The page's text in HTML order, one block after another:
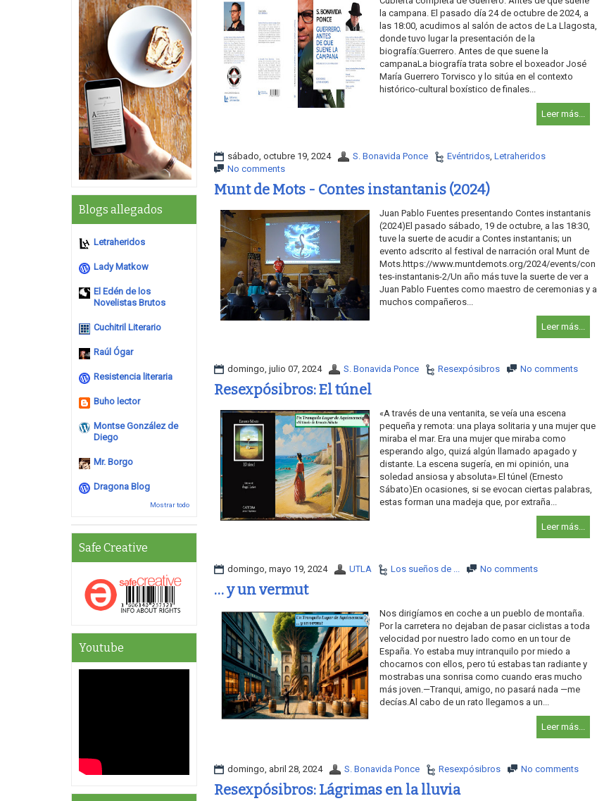
la campana. El pasado día 24 de octubre de 2024, a
las 18:00, acudimos al salón de actos de La Llagosta,
donde tuvo lugar la presentación de la
biografía:Guerrero. Antes de que suene la
campanaLa biografía trata sobre el boxeador José
María Guerrero Torvisco y lo sitúa en el contexto
histórico-cultural boxístico de finales...
Leer más...
sábado, octubre 19, 2024 S. Bonavida Ponce Evéntridos, Letraheridos
No comments
Munt de Mots - Contes instantanis (2024)
Juan Pablo Fuentes presentando Contes instantanis
(2024)El pasado sábado, 19 de octubre, a las 18:30,
tuve la suerte de acudir a Contes instantanis; un
evento adscrito al festival de narración oral Munt de
Mots.https://www.muntdemots.org/2024/events/con
tes-instantanis-2/Un año más tuve la suerte de ver a
Juan Pablo Fuentes como maestro de ceremonias y a
muchos compañeros...
Leer más...
domingo, julio 07, 2024 S. Bonavida Ponce Resexpósibros No comments
Resexpósibros: El túnel
«A través de una ventanita, se veía una escena
pequeña y remota: una playa solitaria y una mujer que
miraba el mar. Era una mujer que miraba como
esperando algo, quizá algún llamado apagado y
distante. La escena sugería, en mi opinión, una
soledad ansiosa y absoluta».El túnel (Ernesto
Sábato)En ocasiones, si se evocan ciertas palabras,
estas forman una madeja que, por extraña...
Leer más...
domingo, mayo 19, 2024 UTLA Los sueños de ... No comments
… y un vermut
Nos dirigíamos en coche a un pueblo de montaña.
Por la carretera no dejaban de pasar ciclistas a toda
velocidad por nuestro lado como en un tour de
España. Yo estaba muy intranquilo por miedo a
chocarnos con ellos, pero tú estabas tan radiante y
mostrabas una sonrisa como cuando eras mucho
más joven.—Tranqui, amigo, no pasará nada —me
decías.Al cabo de un rato llegamos a un...
Leer más...
domingo, abril 28, 2024 S. Bonavida Ponce Resexpósibros No comments
Resexpósibros: Lágrimas en la lluvia
Blogs allegados
Letraheridos
Lady Matkow
El Edén de los
Novelistas Brutos
Cuchitril Literario
Raúl Ógar
Resistencia literaria
Buho lector
Montse González de
Diego
Mr. Borgo
Dragona Blog
Mostrar todo
Safe Creative
Youtube